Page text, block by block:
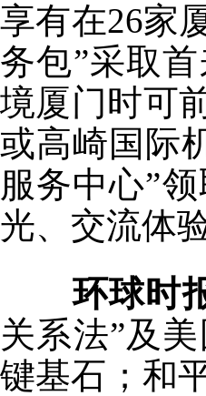
享有在26家
务包”采取
境厦门时可
或高崎国际
服务中心”
光、交流体验
环球时
关系法”及
键基石；和